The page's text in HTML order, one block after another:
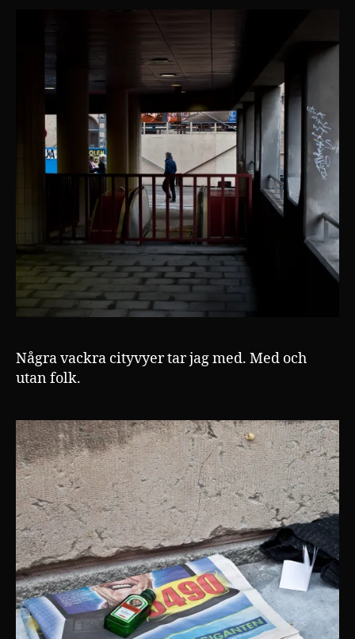
Några vackra cityvyer tar jag med. Med och
utan folk.